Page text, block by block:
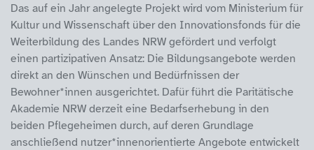
Das auf ein Jahr angelegte Projekt wird vom Ministerium für
Kultur und Wissenschaft über den Innovationsfonds für die
Weiterbildung des Landes NRW gefördert und verfolgt
einen partizipativen Ansatz: Die Bildungsangebote werden
direkt an den Wünschen und Bedürfnissen der
Bewohner*innen ausgerichtet. Dafür führt die Paritätische
Akademie NRW derzeit eine Bedarfserhebung in den
beiden Pflegeheimen durch, auf deren Grundlage
anschließend nutzer*innenorientierte Angebote entwickelt